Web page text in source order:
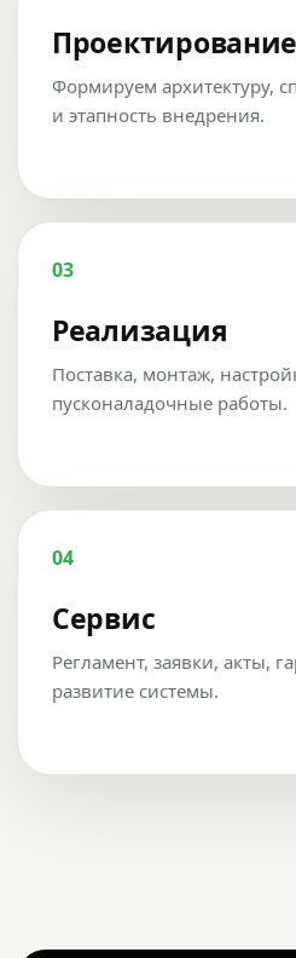
Проектирование
Формируем архитектуру,
и этапность внедрения.
03
Реализация
Поставка, монтаж,
пусконаладочные работы.
04
Сервис
Регламент, заявки, акты,
развитие системы.